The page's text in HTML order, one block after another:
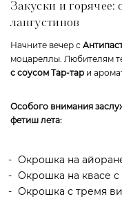
Закуски и горячее:
лангустинов
Начните вечер с
моцареллы. Любителям
с соусом Тар-тар и
Особого внимания
фетиш лета:
Окрошка на
Окрошка на квасе
Окрошка с тремя